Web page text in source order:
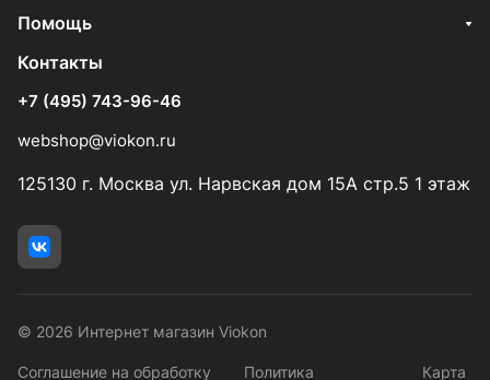
Помощь
Контакты
+7 (495) 743-96-46
webshop@viokon.ru
125130 г. Москва ул. Нарвская дом 15А стр.5 1 этаж
© 2026 Интернет магазин Viokon
Соглашение на обработку Политика Карта